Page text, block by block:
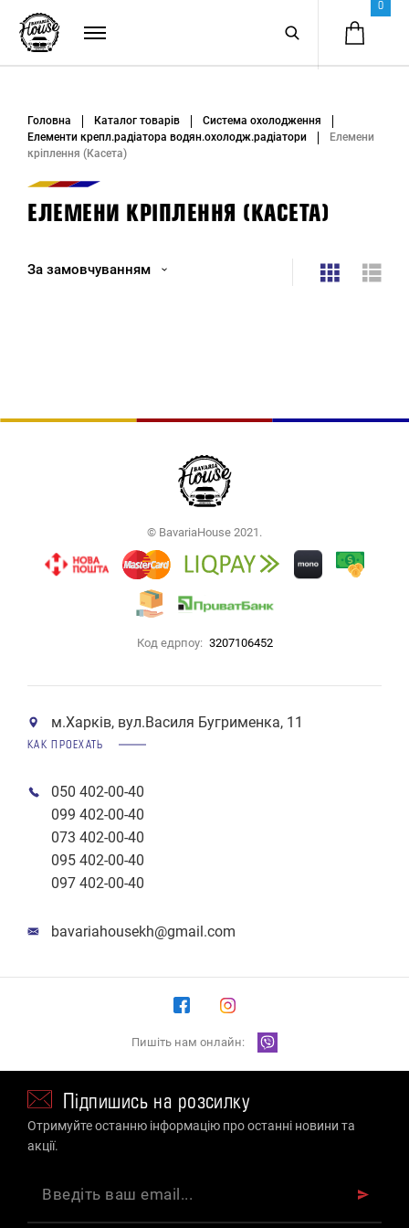
0
Головна Каталог товарів
Система охолодження
Елементи крепл.радіатора водян.охолодж.радіатори
Елемени
кріплення (Касета)
ЕЛЕМЕНИ КРІПЛЕННЯ (КАСЕТА)
За замовчуванням
Ціна (низька > висока)
Ціна (висока > низька)
Рейтинг (починаючи з
Рейтинг (починаючи з
низького)
Модель (А - Я)
© BavariaHouse 2021.
Код едрпоу: 3207106452
м.Харків, вул.Василя Бугрименка, 11
КАК ПРОЕХАТЬ
050 402-00-40
099 402-00-40
073 402-00-40
095 402-00-40
097 402-00-40
bavariahousekh@gmail.com
Пишіть нам онлайн:
Підпишись на розсилку
Отримуйте останню інформацію про останні новини та
акції.